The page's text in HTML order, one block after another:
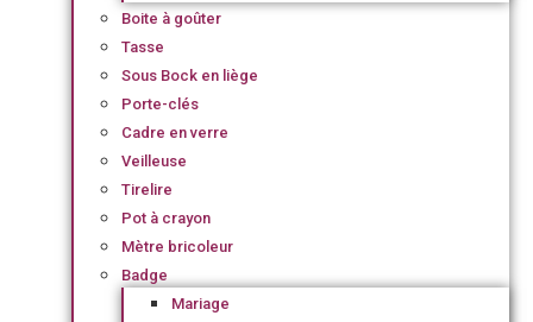
Boite à goûter
Tasse
Sous Bock en liège
Porte-clés
Cadre en verre
Veilleuse
Tirelire
Pot à crayon
Mètre bricoleur
Badge
Mariage